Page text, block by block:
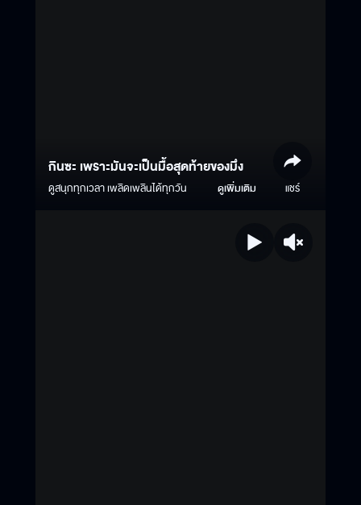
กินซะ เพราะมันจะเป็นมื้อสุดท้ายของมึง
ดูสนุกทุกเวลา เพลิดเพลินได้ทุกวัน ดูเพิ่มเติม แชร์